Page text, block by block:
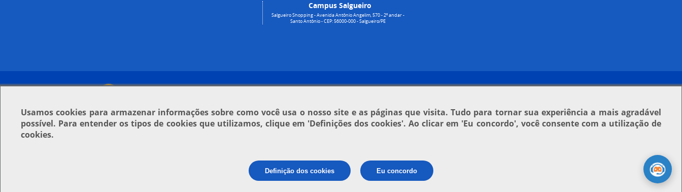
Campus Salgueiro
Salgueiro Shopping - Avenida Antônio Angelim, 570 - 2º andar -
Santo Antônio - CEP: 56000-000 - Salgueiro/PE
Usamoscookies para armazenar informações sobre como você usa o nosso site e as páginas que visita. Tudo para tornar sua experiência a mais agradável
possível. Para entender os tipos de cookies que utilizamos, clique em 'Definições dos cookies'. Ao clicar em 'Eu concordo', você consente com a utilização de
cookies.